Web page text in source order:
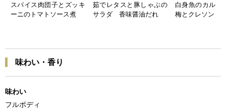
スパイス肉団子とズッキ
ーニのトマトソース煮
茹でレタスと豚しゃぶの
サラダ 香味醤油だれ
白身魚のカル
梅とクレソンと
味わい・香り
味わい
フルボディ